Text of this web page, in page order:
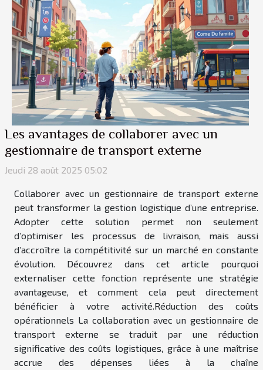
Les avantages de collaborer avec un
gestionnaire de transport externe
Jeudi 28 août 2025 05:02
Collaborer avec un gestionnaire de transport externe
peut transformer la gestion logistique d’une entreprise.
Adopter cette solution permet non seulement
d’optimiser les processus de livraison, mais aussi
d’accroître la compétitivité sur un marché en constante
évolution. Découvrez dans cet article pourquoi
externaliser cette fonction représente une stratégie
avantageuse, et comment cela peut directement
bénéficier à votre activité.Réduction des coûts
opérationnels La collaboration avec un gestionnaire de
transport externe se traduit par une réduction
significative des coûts logistiques, grâce à une maîtrise
accrue des dépenses liées à la chaîne